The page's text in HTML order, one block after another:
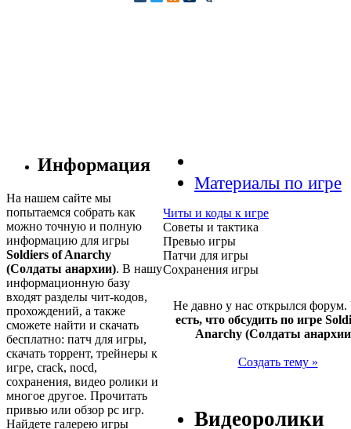
Информация
На нашем сайте мы
попытаемся собрать как
можно точную и полную
информацию для игры
Soldiers of Anarchy
(Солдаты анархии). В нашу
информационную базу
входят разделы чит-кодов,
прохождений, а также
сможете найти и скачать
бесплатно: патч для игры,
скачать торрент, трейнеры к
игре, crack, nocd,
сохранения, видео ролики и
многое другое. Прочитать
привью или обзор pc игр.
Найдете галерею игры
Материалы по игре
Читы и коды к игре
Советы и тактика
Превью игры
Патчи для игры
Сохранения игры
Не давно у нас открылся форум.
есть, что обсудить по игре
Anarchy (Солдаты
Создать тему »
Видеоролики